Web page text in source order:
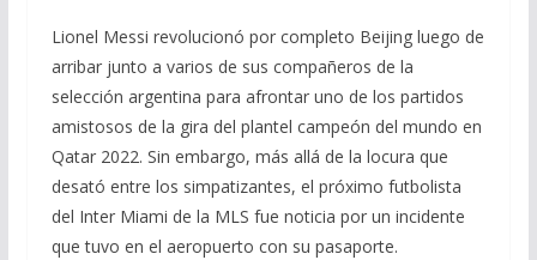
Lionel Messi revolucionó por completo Beijing luego de
arribar junto a varios de sus compañeros de la
selección argentina para afrontar uno de los partidos
amistosos de la gira del plantel campeón del mundo en
Qatar 2022. Sin embargo, más allá de la locura que
desató entre los simpatizantes, el próximo futbolista
del Inter Miami de la MLS fue noticia por un incidente
que tuvo en el aeropuerto con su pasaporte.